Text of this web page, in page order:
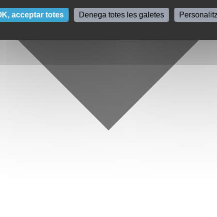
acceptar totes Denega totes les galetes